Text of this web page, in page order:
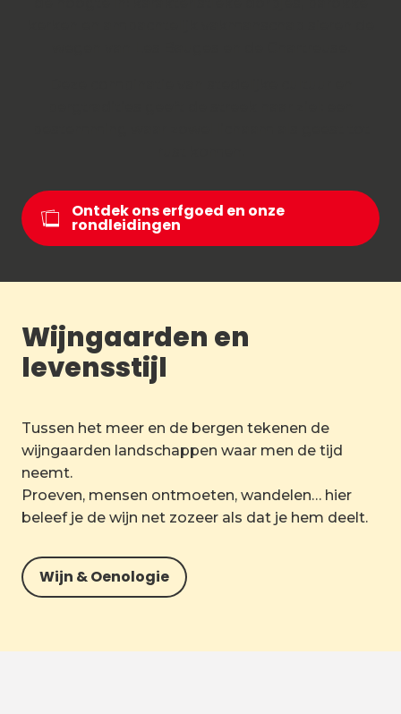
Ontdek ons erfgoed en onze
rondleidingen
Wijngaarden en
levensstijl
Tussen het meer en de bergen tekenen de
wijngaarden landschappen waar men de tijd
neemt.
Proeven, mensen ontmoeten, wandelen… hier
beleef je de wijn net zozeer als dat je hem deelt.
Wijn & Oenologie